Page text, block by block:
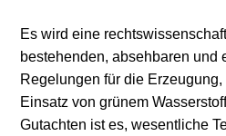
Es wird eine
bestehenden, absehbaren und
Regelungen für die
Einsatz von grünem
Gutachten ist es, wesentliche